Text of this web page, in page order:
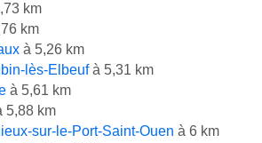
km
km
à 5,26 km
lès-Elbeufà 5,31 km
à 5,61 km
5,88 km
sur-le-Port-Saint-Ouen à 6 km